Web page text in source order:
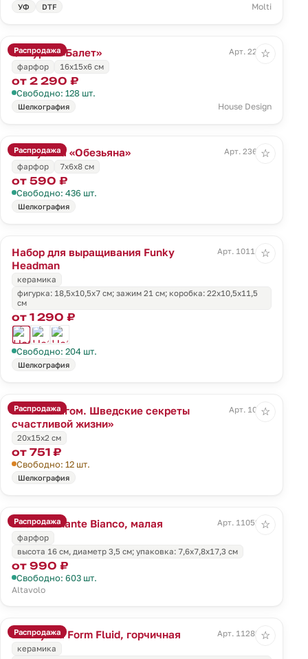
УФ DTF Molti
Распродажа
Фигурка «Балет»
Арт. 22419
фарфор
16х15х6 см
от 2 290 ₽
Свободно: 128 шт.
Шелкография House Design
☆
Распродажа
Статуэтка «Обезьяна»
Арт. 236167
фарфор
7х6х8 см
от 590 ₽
Свободно: 436 шт.
Шелкография
☆
Набор для выращивания Funky
Headman
Арт. 10111.01
керамика
фигурка: 18,5х10,5х7 см; зажим 21 см; коробка: 22х10,5х11,5
см
от 1 290 ₽
Свободно: 204 шт.
Шелкография
☆
Распродажа
Книга «Лагом. Шведские секреты
счастливой жизни»
Арт. 10350
20х15х2 см
от 751 ₽
Свободно: 12 шт.
Шелкография
☆
Распродажа
Ваза Diamante Bianco, малая
Арт. 11052.60
фарфор
высота 16 см, диаметр 3,5 см; упаковка: 7,6x7,8x17,3 см
от 990 ₽
Свободно: 603 шт.
Altavolo
☆
Распродажа
Шкатулка Form Fluid, горчичная
Арт. 11289.85
керамика
☆